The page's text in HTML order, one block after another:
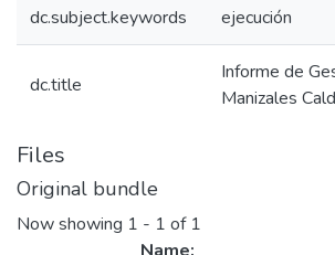
dc.subject.keywords ejecución
dc.title
Informe de
Manizales
Files
Original bundle
Now showing 1 - 1 of 1